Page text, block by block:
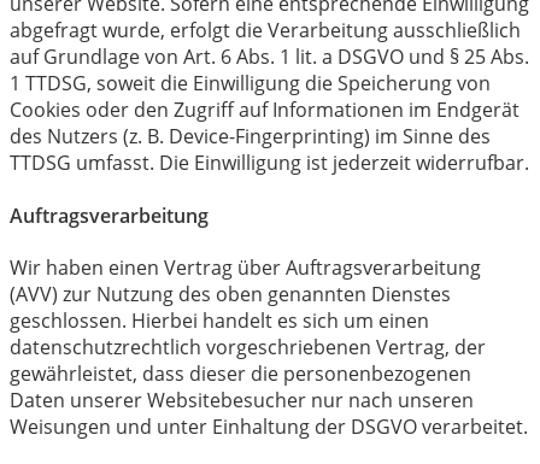
abgefragt wurde, erfolgt die Verarbeitung ausschließlich
auf Grundlage von Art. 6 Abs. 1 lit. a DSGVO und § 25 Abs.
1 TTDSG, soweit die Einwilligung die Speicherung von
Cookies oder den Zugriff auf Informationen im Endgerät
des Nutzers (z. B. Device-Fingerprinting) im Sinne des
TTDSG umfasst. Die Einwilligung ist jederzeit widerrufbar.
Auftragsverarbeitung
Wir haben einen Vertrag über Auftragsverarbeitung
(AVV) zur Nutzung des oben genannten Dienstes
geschlossen. Hierbei handelt es sich um einen
datenschutzrechtlich vorgeschriebenen Vertrag, der
gewährleistet, dass dieser die personenbezogenen
Daten unserer Websitebesucher nur nach unseren
Weisungen und unter Einhaltung der DSGVO verarbeitet.